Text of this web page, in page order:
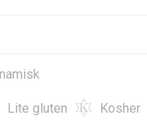
Lite gluten Kosher